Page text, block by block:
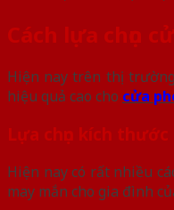
Cách lựa chọn
Hiện nay trên thị
hiệu quả cao cho cửa
Lựa chọn kích
Hiện nay có rất nhiều
may mắn cho gia đình